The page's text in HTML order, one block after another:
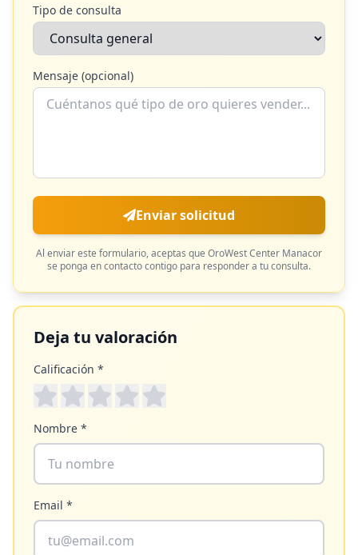
Tipo de consulta
Mensaje (opcional)
Enviar solicitud
Al enviar este formulario, aceptas que OroWest Center Manacor
se ponga en contacto contigo para responder a tu consulta.
Deja tu valoración
Calificación *
Nombre *
Email *